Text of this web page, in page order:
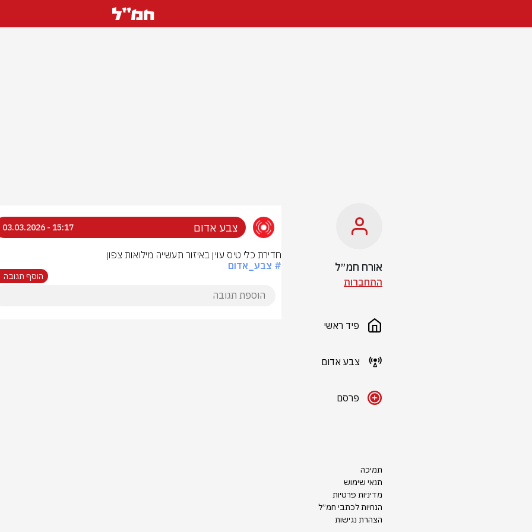
אורח חמ״ל
התחברות
פיד ראשי
צבע אדום
פרסם
תמיכה
תנאי שימוש
מדיניות פרטיות
הנחיות לכתבי חמ״ל
הצהרת נגישות
צבע אדום 15:17 - 03.03.2026
חדירת כלי טיס עוין באיזור תעשייה מילואות צפון
# צבע_אדום
הוסף תגובה